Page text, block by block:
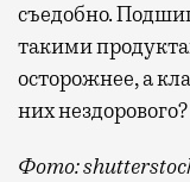
съедобно.
такими
осторожнее, а
них нездорового?
Фото: